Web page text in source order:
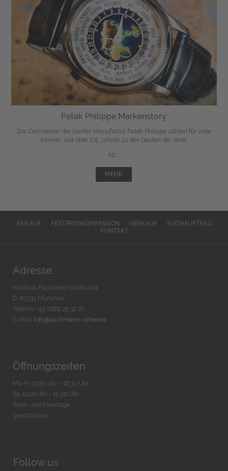
Patek Philippe Markenstory
Die Zeitmesser der Genfer Manufaktur Patek Philippe zählen für viele
Kenner, seit über 175 Jahren zu den besten der Welt.
Als ...
MEHR
ANKAUF FESTPREISKOMMISSION VERKAUF
SUCHAUFTRAG
KONTAKT
Adresse
Kardinal-Faulhaber-Straße 14a
D-80333 München
Telefon: +49 (0)89 29 32 70
E-Mail: info@bachmann-scher.de
Öffnungszeiten
Mo-Fr. 10:30 Uhr - 18:30 Uhr
Sa. 11:00 Uhr - 15.00 Uhr
Sonn- und Feiertage
geschlossen
Follow us